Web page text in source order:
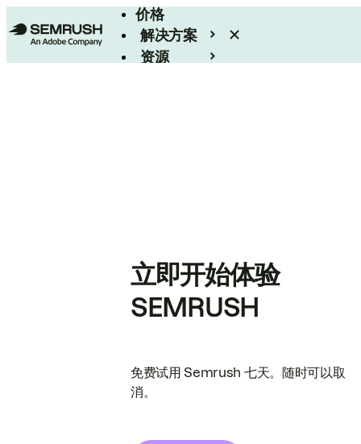
价格
解决方案
资源
立即开始体验
SEMRUSH
免费试用 Semrush 七天。随时可以取
消。